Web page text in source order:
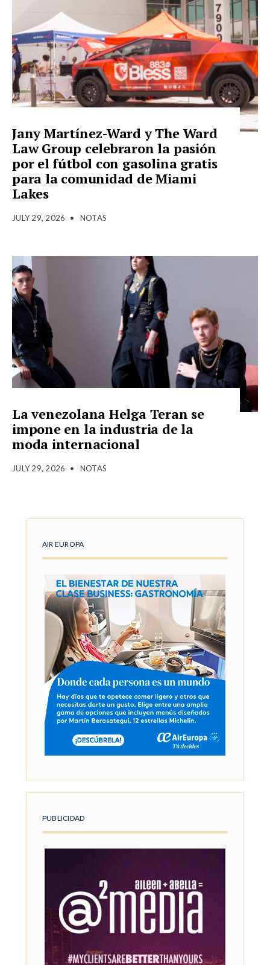
Jany Martínez-Ward y The Ward
Law Group celebraron la pasión
por el fútbol con gasolina gratis
para la comunidad de Miami
Lakes
JULY 29, 2026 • NOTAS
La venezolana Helga Teran se
impone en la industria de la
moda internacional
JULY 29, 2026 • NOTAS
AIR EUROPA
PUBLICIDAD